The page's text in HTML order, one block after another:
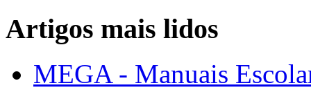
Artigos mais lidos
MEGA - Manuais